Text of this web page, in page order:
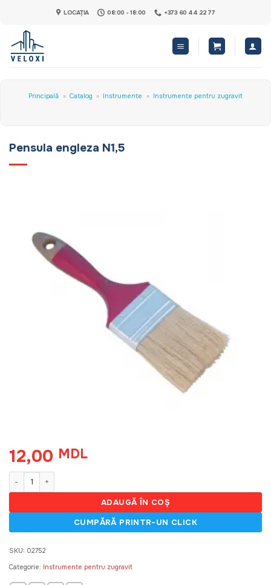
content
LOCAȚIA 08:00 - 18:00 +373 60 44 22 77
Principală » Catalog » Instrumente » Instrumente pentru zugravit
Pensula engleza N1,5
12,00 MDL
Cantitate Pensula engleza N1,5
ADAUGĂ ÎN COȘ
SKU: 02752
Categorie: Instrumente pentru zugravit